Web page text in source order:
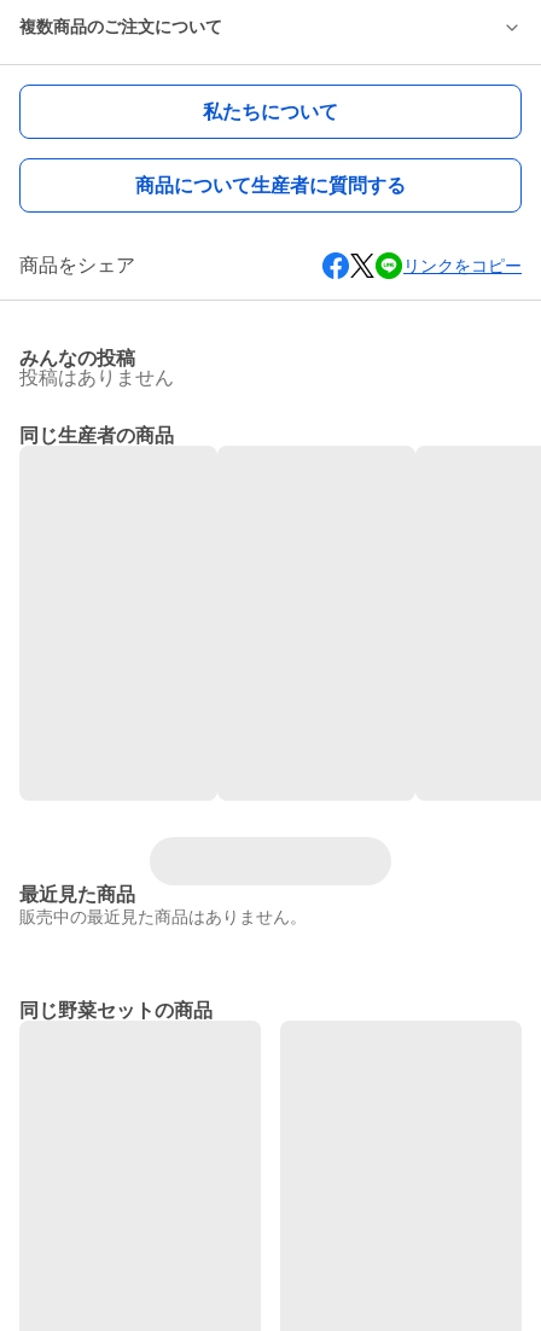
複数商品のご注文について
私たちについて
商品について生産者に質問する
商品をシェア リンクをコピー
みんなの投稿
投稿はありません
同じ生産者の商品
最近見た商品
販売中の最近見た商品はありません。
同じ野菜セットの商品